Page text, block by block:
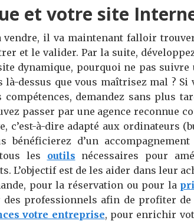
et votre site
il va maintenant falloir
et le valider. Par la suite,
dynamique, pourquoi ne pas
dessus que vous maîtrisez mal ? Si
demandez sans plus
passer par une agence reconnue
c’est-à-dire adapté aux ordinateurs
bénéficierez d’un
les outils nécessaires pour
L’objectif est de les aider dans leur
pour la réservation ou pour la
des professionnels afin de profiter
votre entreprise, pour enrichir